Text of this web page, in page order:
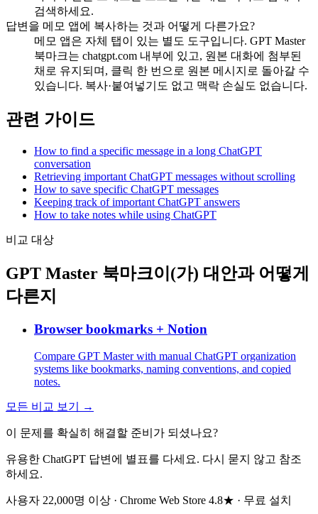
검색하세요.
답변을 메모 앱에 복사하는 것과 어떻게 다른가요?
메모 앱은 자체 탭이 있는 별도 도구입니다. GPT Master
북마크는 chatgpt.com 내부에 있고, 원본 대화에 첨부된
채로 유지되며, 클릭 한 번으로 원본 메시지로 돌아갈 수
있습니다. 복사·붙여넣기도 없고 맥락 손실도 없습니다.
관련 가이드
How to find a specific message in a long ChatGPT
conversation
Retrieving important ChatGPT messages without scrolling
How to save specific ChatGPT messages
Keeping track of important ChatGPT answers
How to take notes while using ChatGPT
비교 대상
GPT Master 북마크이(가) 대안과 어떻게
다른지
Browser bookmarks + Notion
Compare GPT Master with manual ChatGPT organization
systems like bookmarks, naming conventions, and copied
notes.
모든 비교 보기 →
이 문제를 확실히 해결할 준비가 되셨나요?
유용한 ChatGPT 답변에 별표를 다세요. 다시 묻지 않고 참조
하세요.
사용자 22,000명 이상 · Chrome Web Store 4.8★ · 무료 설치